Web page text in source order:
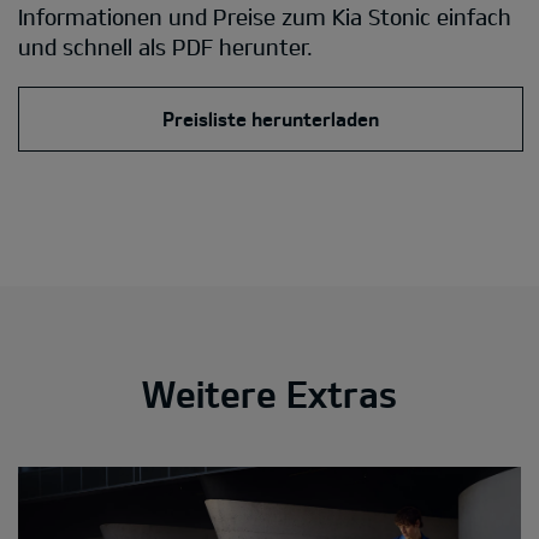
Informationen und Preise zum Kia Stonic einfach
und schnell als PDF herunter.
Preisliste herunterladen
Weitere Extras